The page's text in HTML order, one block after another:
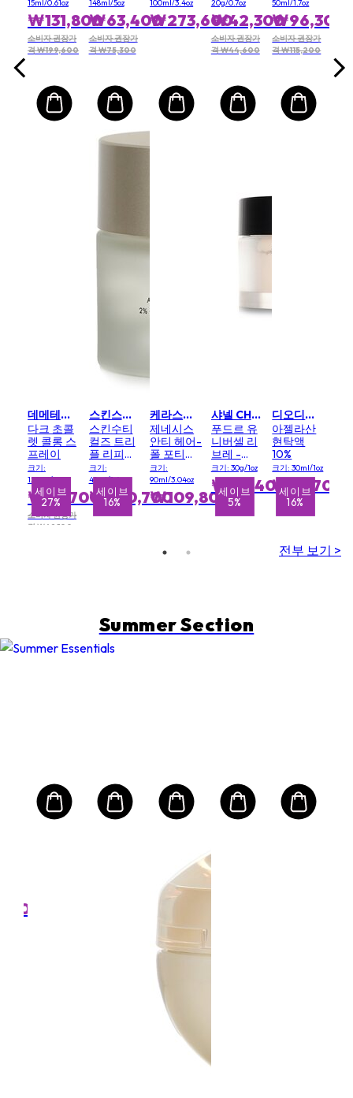
세이브
34%
15ml/0.61oz
₩131,800
소비자 권장가
격 ₩199,600
세이브
27%
데메테르 DEMETER
다크 초콜
렛 콜롱 스
프레이
크기:
120ml/4oz
₩50,700
소비자 권장가
격 ₩69,100
세이브
16%
148ml/5oz
₩63,400
소비자 권장가
격 ₩75,300
스킨스티컬즈 SKIN CEUTICALS
스킨수티
컬즈 트리
플 리피드
리스토어
2:4:2 48ml
크기:
48ml/1.6oz
₩300,700
100ml/3.4oz
₩273,600
케라스타즈 KERASTASE
제네시스
안티 헤어-
폴 포티파
잉 세럼 (약
해진 모발,
탈모 경향)
(새로운 패
크기:
90ml/3.04oz
₩109,800세이브
5%
보디 (하이
프로텍션
& 워터 리
지스트)
20g/0.7oz
₩42,300
소비자 권장가
격 ₩44,600
샤넬 CHANEL
푸드르 유
니버셀 리
브레 -
20(클레
어)
크기: 30g/1oz
₩117,400세이브
16%
50ml/1.7oz
₩96,300
소비자 권장가
격 ₩115,200
디오디너리 THE ORDINARY
아젤라산
현탁액
10%
크기: 30ml/1oz
₩23,700
전부 보기 >
Summer Section